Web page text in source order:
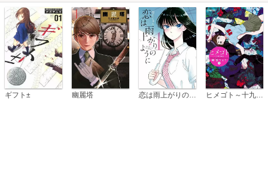
ギフト± 幽麗塔 ヒメゴト～十九歳の制服～